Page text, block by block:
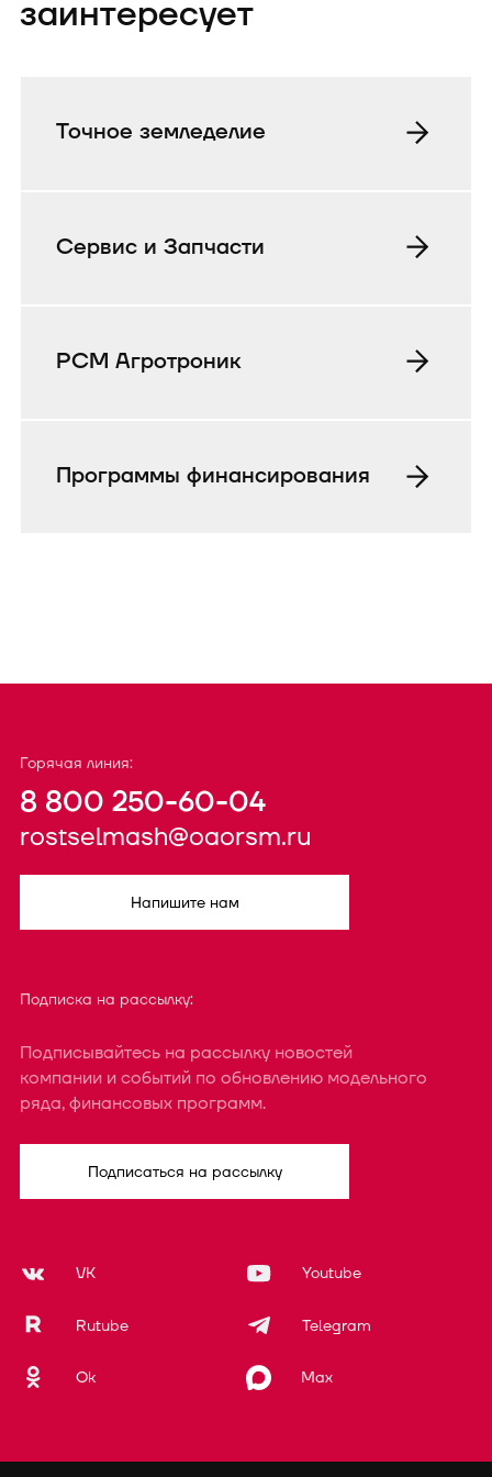
заинтересует
Точное земледелие
Сервис и Запчасти
РСМ Агротроник
Программы финансирования
Горячая линия:
8 800 250-60-04
rostselmash@oaorsm.ru
Напишите нам
Подписка на рассылку:
Подписывайтесь на рассылку новостей
компании и событий по обновлению модельного
ряда, финансовых программ.
Подписаться на рассылку
VK Youtube
Rutube Telegram
Ok Max